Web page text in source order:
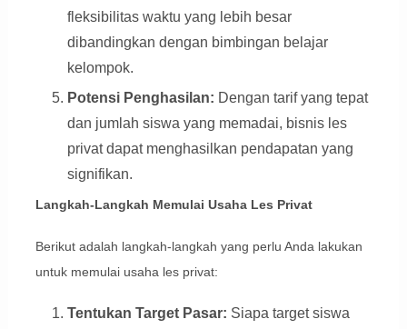
fleksibilitas waktu yang lebih besar
dibandingkan dengan bimbingan belajar
kelompok.
Potensi Penghasilan: Dengan tarif yang tepat
dan jumlah siswa yang memadai, bisnis les
privat dapat menghasilkan pendapatan yang
signifikan.
Langkah-Langkah Memulai Usaha Les Privat
Berikut adalah langkah-langkah yang perlu Anda lakukan
untuk memulai usaha les privat:
Tentukan Target Pasar: Siapa target siswa